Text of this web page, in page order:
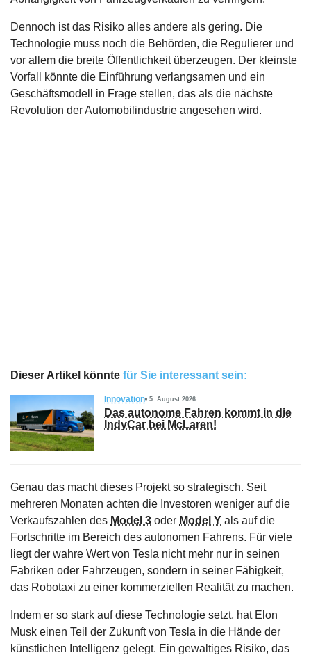
Dennoch ist das Risiko alles andere als gering. Die
Technologie muss noch die Behörden, die Regulierer und
vor allem die breite Öffentlichkeit überzeugen. Der kleinste
Vorfall könnte die Einführung verlangsamen und ein
Geschäftsmodell in Frage stellen, das als die nächste
Revolution der Automobilindustrie angesehen wird.
Dieser Artikel könnte für Sie interessant sein:
Innovation 5. August 2026
Das autonome Fahren kommt in die
IndyCar bei McLaren!
Genau das macht dieses Projekt so strategisch. Seit
mehreren Monaten achten die Investoren weniger auf die
Verkaufszahlen des Model 3 oder Model Y als auf die
Fortschritte im Bereich des autonomen Fahrens. Für viele
liegt der wahre Wert von Tesla nicht mehr nur in seinen
Fabriken oder Fahrzeugen, sondern in seiner Fähigkeit,
das Robotaxi zu einer kommerziellen Realität zu machen.
Indem er so stark auf diese Technologie setzt, hat Elon
Musk einen Teil der Zukunft von Tesla in die Hände der
künstlichen Intelligenz gelegt. Ein gewaltiges Risiko, das